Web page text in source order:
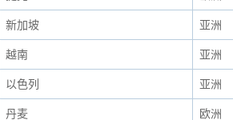
新加坡 亚洲
越南 亚洲
以色列 亚洲
丹麦 欧洲